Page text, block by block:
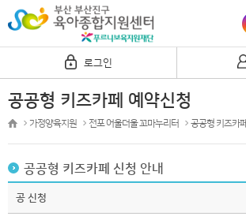
로그인
공공형 키즈카페 예약신청
가정양육지원 전포 어울더울 꼬마누리터 공공형 키즈카
공공형 키즈카페 신청 안내
공 신청